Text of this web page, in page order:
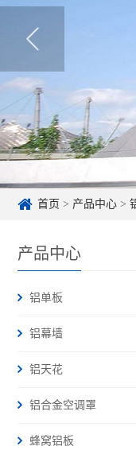
首页 > 产品中心 >
产品中心
铝单板
铝幕墙
铝天花
铝合金空调罩
蜂窝铝板